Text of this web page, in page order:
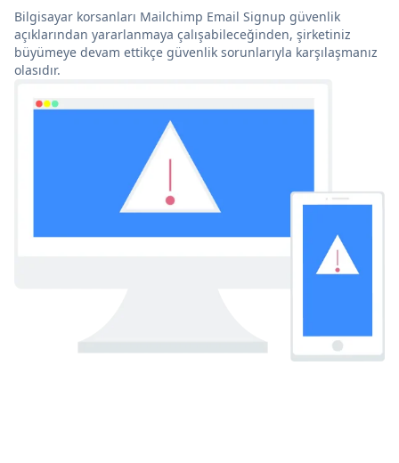
Bilgisayar korsanları Mailchimp Email Signup güvenlik
açıklarından yararlanmaya çalışabileceğinden, şirketiniz
büyümeye devam ettikçe güvenlik sorunlarıyla karşılaşmanız
olasıdır.